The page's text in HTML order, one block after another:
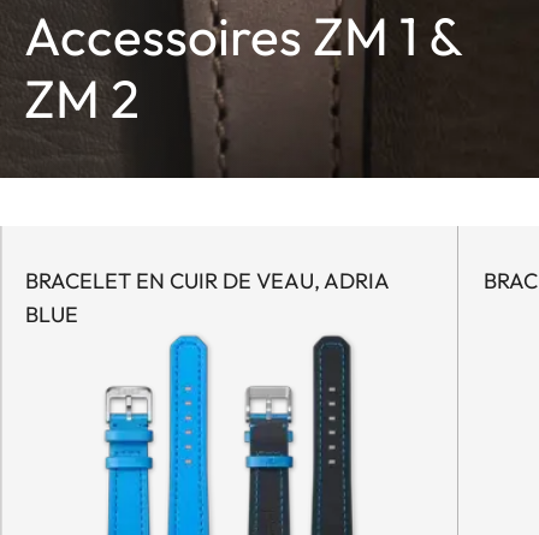
Accessoires ZM 1 &
ZM 2
BRACELET EN CUIR DE VEAU, ADRIA
BLUE